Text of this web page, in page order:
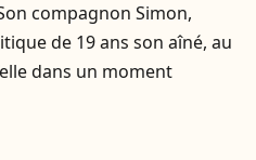
compagnon Simon,
de 19 ans son aîné, au
dans un moment